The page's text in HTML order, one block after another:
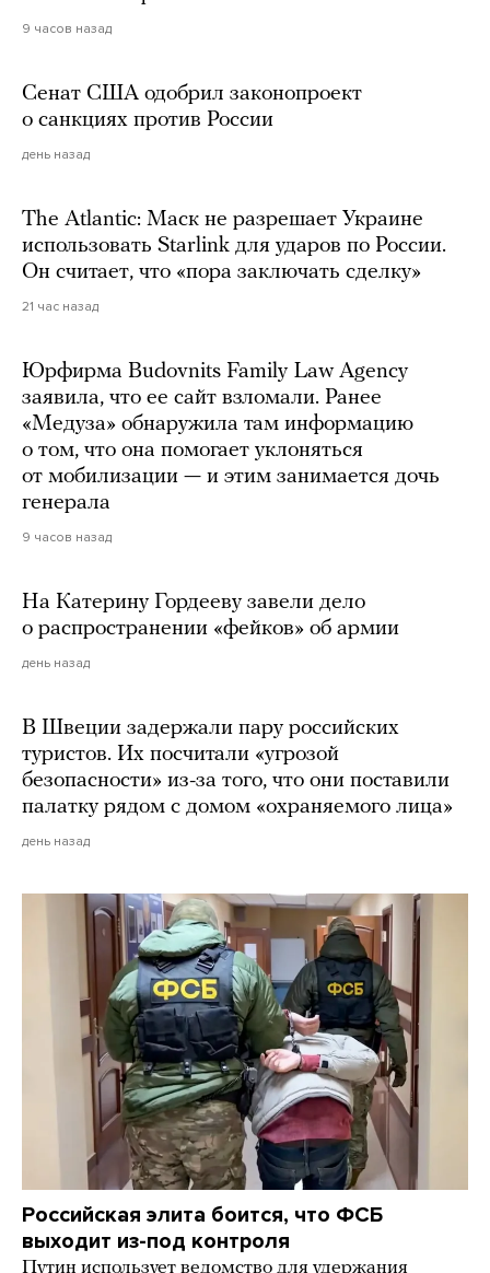
9 часов назад
Сенат США одобрил законопроект
о санкциях против России
день назад
The Atlantic: Маск не разрешает Украине
использовать Starlink для ударов по России.
Он считает, что «пора заключать сделку»
21 час назад
Юрфирма Budovnits Family Law Agency
заявила, что ее сайт взломали. Ранее
«Медуза» обнаружила там информацию
о том, что она помогает уклоняться
от мобилизации — и этим занимается дочь
генерала
9 часов назад
На Катерину Гордееву завели дело
о распространении «фейков» об армии
день назад
В Швеции задержали пару российских
туристов. Их посчитали «угрозой
безопасности» из-за того, что они поставили
палатку рядом с домом «охраняемого лица»
день назад
Российская элита боится, что ФСБ
выходит из-под контроля
Путин использует ведомство для удержания